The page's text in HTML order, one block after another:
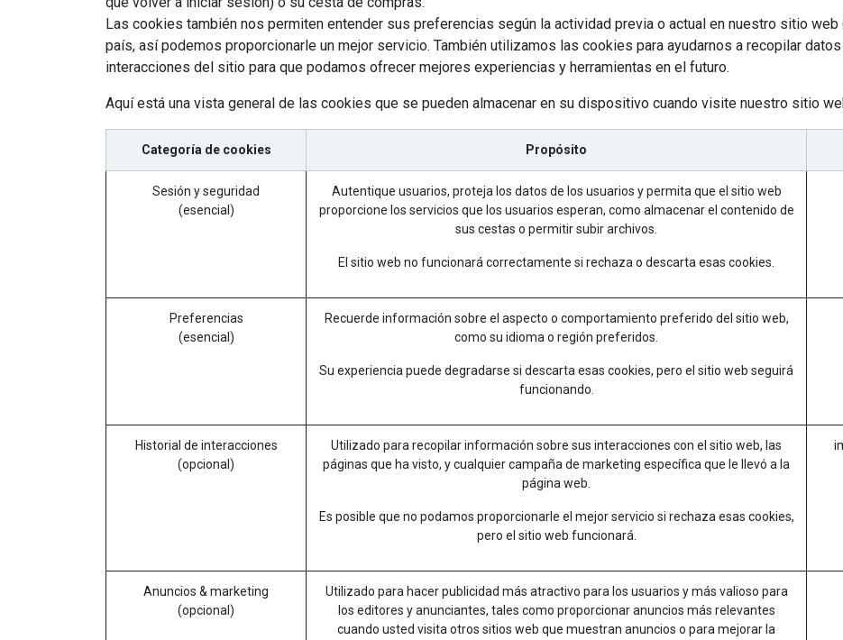
Las cookies también nos permiten entender sus preferencias según la actividad previa o actual en nuestro sitio
país, así podemos proporcionarle un mejor servicio. También utilizamos las cookies para ayudarnos a recopilar
interacciones del sitio para que podamos ofrecer mejores experiencias y herramientas en el futuro.
Aquí está una vista general de las cookies que se pueden almacenar en su dispositivo cuando visite nuestro sitio
Categoría de cookies Propósito
Sesión y seguridad
(esencial)
Autentique usuarios, proteja los datos de los usuarios y permita que el sitio web
proporcione los servicios que los usuarios esperan, como almacenar el contenido de
sus cestas o permitir subir archivos.
El sitio web no funcionará correctamente si rechaza o descarta esas cookies.
Preferencias
(esencial)
Recuerde información sobre el aspecto o comportamiento preferido del sitio web,
como su idioma o región preferidos.
Su experiencia puede degradarse si descarta esas cookies, pero el sitio web seguirá
funcionando.
Historial de interacciones
(opcional)
Utilizado para recopilar información sobre sus interacciones con el sitio web, las
páginas que ha visto, y cualquier campaña de marketing específica que le llevó a la
página web.
Es posible que no podamos proporcionarle el mejor servicio si rechaza esas cookies,
pero el sitio web funcionará.
Anuncios & marketing
(opcional)
Utilizado para hacer publicidad más atractivo para los usuarios y más valioso para
los editores y anunciantes, tales como proporcionar anuncios más relevantes
cuando usted visita otros sitios web que muestran anuncios o para mejorar la